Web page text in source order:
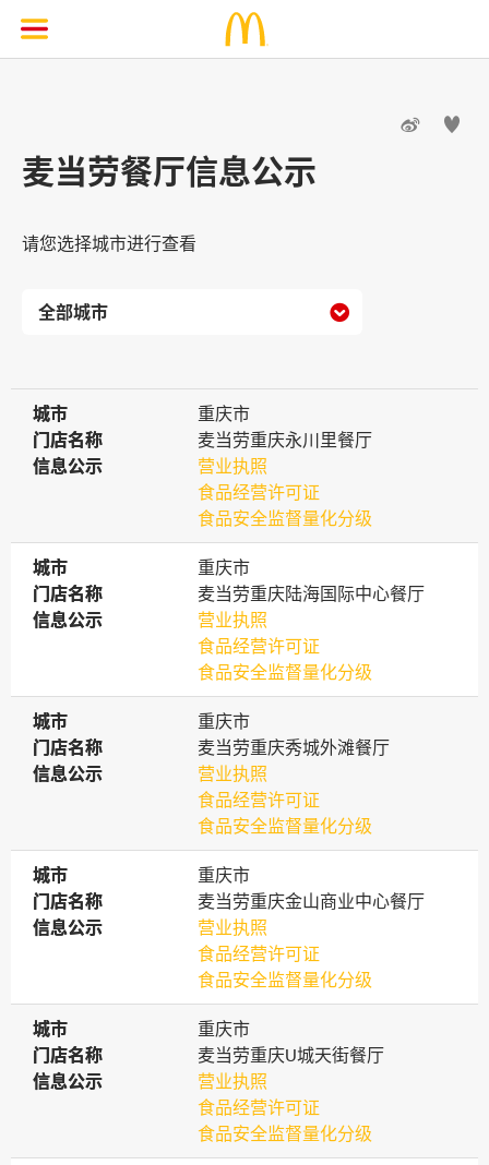
 
麦当劳餐厅信息公示
请您选择城市进行查看

城市
城市
重庆市
门店名称
门店名称
麦当劳重庆永川里餐厅
信息公示
信息公示
营业执照
食品经营许可证
食品安全监督量化分级
城市
城市
重庆市
门店名称
门店名称
麦当劳重庆陆海国际中心餐厅
信息公示
信息公示
营业执照
食品经营许可证
食品安全监督量化分级
城市
城市
重庆市
门店名称
门店名称
麦当劳重庆秀城外滩餐厅
信息公示
信息公示
营业执照
食品经营许可证
食品安全监督量化分级
城市
城市
重庆市
门店名称
门店名称
麦当劳重庆金山商业中心餐厅
信息公示
信息公示
营业执照
食品经营许可证
食品安全监督量化分级
城市
城市
重庆市
门店名称
门店名称
麦当劳重庆U城天街餐厅
信息公示
信息公示
营业执照
食品经营许可证
食品安全监督量化分级